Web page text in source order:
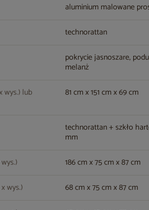
aluminium malowane
technorattan
pokrycie jasnoszare,
melanż
wys.) lub
81 cm x 151 cm x 69 cm
technorattan + szkło
mm
186 cm x 75 cm x 87 cm
wys.)
68 cm x 75 cm x 87 cm